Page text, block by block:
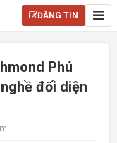
ĐĂNG TIN
Phú
đối diện